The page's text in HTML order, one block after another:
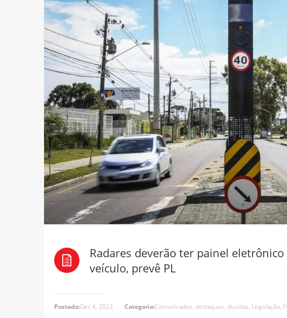
Radares deverão ter painel
veículo, prevê PL
Postado:Dec 4, 2023 Categoria:Comunicados, destaques, duvidas, Legislação,